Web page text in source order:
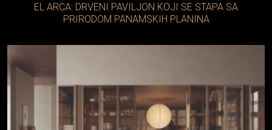
EL ARCA: DRVENI PAVILJON KOJI SE STAPA SA
PRIRODOM PANAMSKIH PLANINA